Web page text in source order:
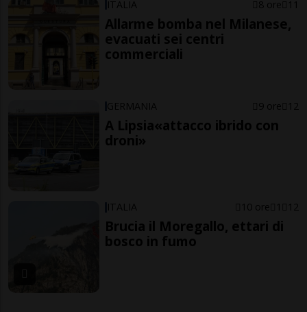
ITALIA 8 ore 11
Allarme bomba nel Milanese,
evacuati sei centri
commerciali
GERMANIA 9 ore 12
A Lipsia«attacco ibrido con
droni»
ITALIA 10 ore 1 12
Brucia il Moregallo, ettari di
bosco in fumo